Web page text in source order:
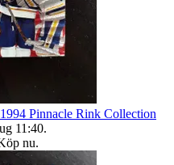
Pinnacle Rink Collection
11:40.
nu.